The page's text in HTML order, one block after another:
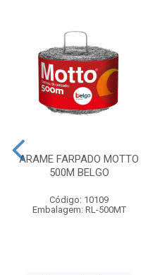
ARAME FARPADO MOTTO
500M BELGO
Código: 10109
Embalagem: RL-500MT